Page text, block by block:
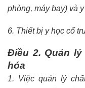
phòng, máy bay) và y
6. Thiết bị y học cổ
Điều 2. Quản
hóa
1. Việc quản lý